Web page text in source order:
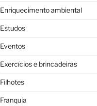
Enriquecimento ambiental
Estudos
Eventos
Exercícios e brincadeiras
Filhotes
Franquia